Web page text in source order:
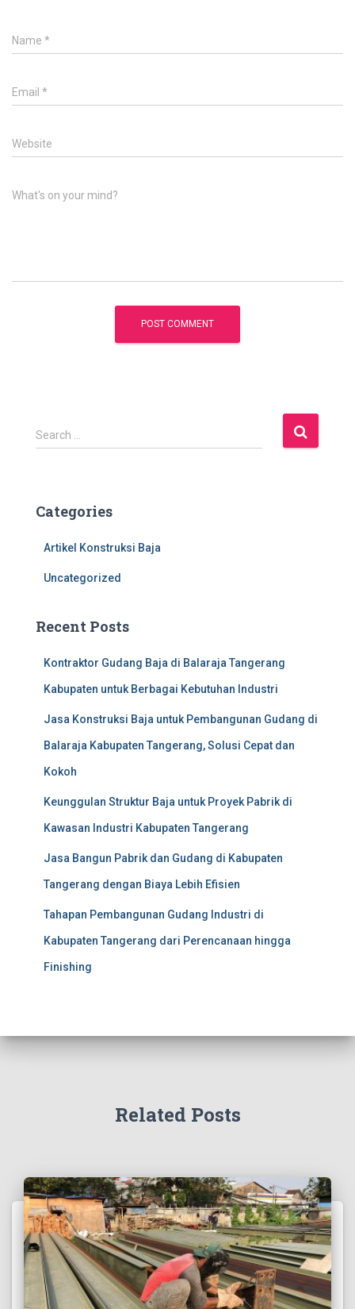
Name *
Email *
Website
What's on your mind?
S
e
h
Search …
Categories
Artikel Konstruksi Baja
Uncategorized
Recent Posts
Kontraktor Gudang Baja di Balaraja Tangerang
Kabupaten untuk Berbagai Kebutuhan Industri
Jasa Konstruksi Baja untuk Pembangunan Gudang di
Balaraja Kabupaten Tangerang, Solusi Cepat dan
Kokoh
Keunggulan Struktur Baja untuk Proyek Pabrik di
Kawasan Industri Kabupaten Tangerang
Jasa Bangun Pabrik dan Gudang di Kabupaten
Tangerang dengan Biaya Lebih Efisien
Tahapan Pembangunan Gudang Industri di
Kabupaten Tangerang dari Perencanaan hingga
Finishing
Related Posts